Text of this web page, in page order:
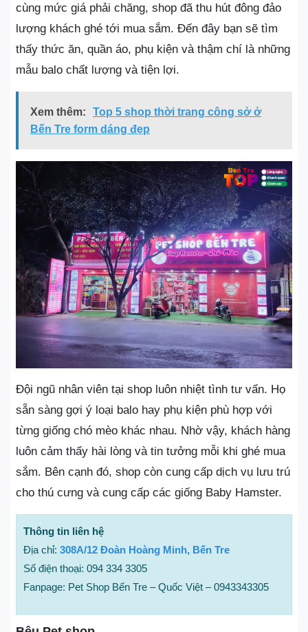
cùng mức giá phải chăng, shop đã thu hút đông đảo
lượng khách ghé tới mua sắm. Đến đây bạn sẽ tìm
thấy thức ăn, quần áo, phụ kiện và thậm chí là những
mẫu balo chất lượng và tiện lợi.
Xem thêm:
Top 5 shop thời trang công sở ở
Bến Tre form dáng đẹp
Đội ngũ nhân viên tại shop luôn nhiệt tình tư vấn. Họ
sẵn sàng gợi ý loại balo hay phụ kiện phù hợp với
từng giống chó mèo khác nhau. Nhờ vậy, khách hàng
luôn cảm thấy hài lòng và tin tưởng mỗi khi ghé mua
sắm. Bên cạnh đó, shop còn cung cấp dịch vụ lưu trú
cho thú cưng và cung cấp các giống Baby Hamster.
Thông tin liên hệ
Địa chỉ: 308A/12 Đoàn Hoàng Minh, Bến Tre
Số điện thoại: 094 334 3305
Fanpage: Pet Shop Bến Tre – Quốc Việt – 0943343305